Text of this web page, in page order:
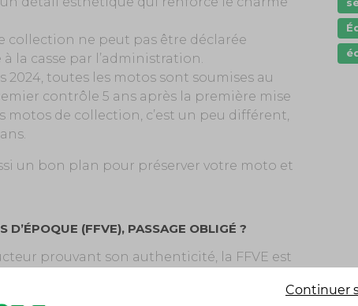
collection ne peut pas être déclarée
la casse par l’administration.
2024, toutes les motos sont soumises au
contrôle 5 ans après la première mise
motos de collection, c’est un peu différent,
un bon plan pour préserver votre moto et
D’ÉPOQUE (FFVE), PASSAGE OBLIGÉ ?
prouvant son authenticité, la FFVE est
reconnu d’utilité publique, est habilité à
et l’ancienneté de votre moto.
Continuer